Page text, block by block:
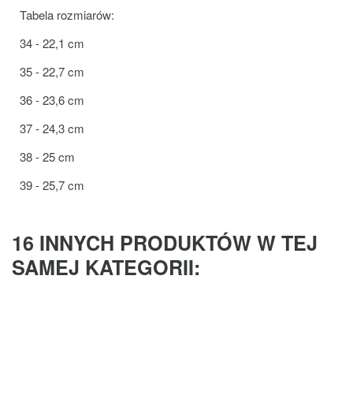
Tabela rozmiarów:
34 - 22,1 cm
35 - 22,7 cm
36 - 23,6 cm
37 - 24,3 cm
38 - 25 cm
39 - 25,7 cm
16 INNYCH PRODUKTÓW W TEJ
SAMEJ KATEGORII: